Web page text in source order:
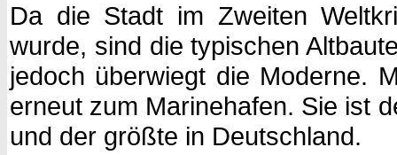
Da die Stadt im Zweiten
wurde, sind die typischen
jedoch überwiegt die Moderne.
erneut zum Marinehafen. Sie ist
und der größte in Deutschland.